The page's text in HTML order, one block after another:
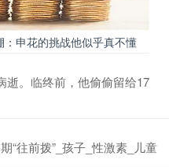
申花的挑战他似乎真不懂
逝。临终前，他偷偷留给17
“往前拨”_孩子_性激素_儿童